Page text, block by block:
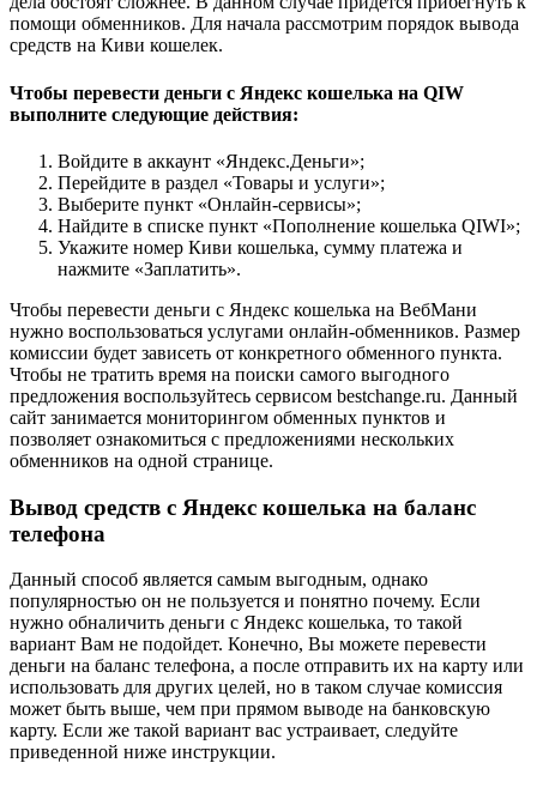
помощи обменников. Для начала рассмотрим порядок вывода
средств на Киви кошелек.
Чтобы перевести деньги с Яндекс кошелька на QIW
выполните следующие действия:
Войдите в аккаунт «Яндекс.Деньги»;
Перейдите в раздел «Товары и услуги»;
Выберите пункт «Онлайн-сервисы»;
Найдите в списке пункт «Пополнение кошелька QIWI»;
Укажите номер Киви кошелька, сумму платежа и
нажмите «Заплатить».
Чтобы перевести деньги с Яндекс кошелька на ВебМани
нужно воспользоваться услугами онлайн-обменников. Размер
комиссии будет зависеть от конкретного обменного пункта.
Чтобы не тратить время на поиски самого выгодного
предложения воспользуйтесь сервисом bestchange.ru. Данный
сайт занимается мониторингом обменных пунктов и
позволяет ознакомиться с предложениями нескольких
обменников на одной странице.
Вывод средств с Яндекс кошелька на баланс
телефона
Данный способ является самым выгодным, однако
популярностью он не пользуется и понятно почему. Если
нужно обналичить деньги с Яндекс кошелька, то такой
вариант Вам не подойдет. Конечно, Вы можете перевести
деньги на баланс телефона, а после отправить их на карту или
использовать для других целей, но в таком случае комиссия
может быть выше, чем при прямом выводе на банковскую
карту. Если же такой вариант вас устраивает, следуйте
приведенной ниже инструкции.